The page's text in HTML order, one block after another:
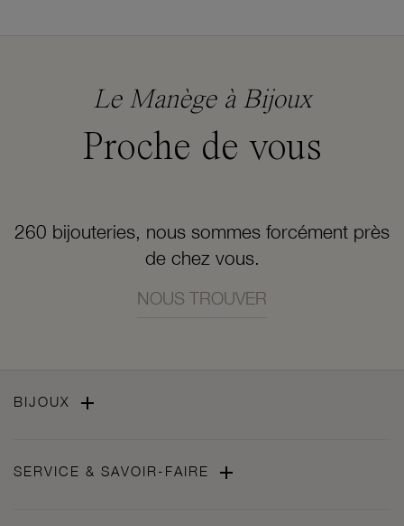
Le Manège à Bijoux
Proche de vous
260 bijouteries, nous sommes forcément près
de chez vous.
NOUS TROUVER
BIJOUX 
SERVICE & SAVOIR-FAIRE 